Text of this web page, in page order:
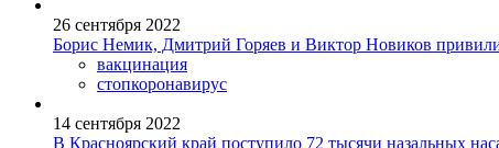
26 сентября 2022
Борис Немик, Дмитрий Горяев и Виктор Новиков
вакцинация
стопкоронавирус
14 сентября 2022
В Красноярский край поступило 72 тысячи назальных